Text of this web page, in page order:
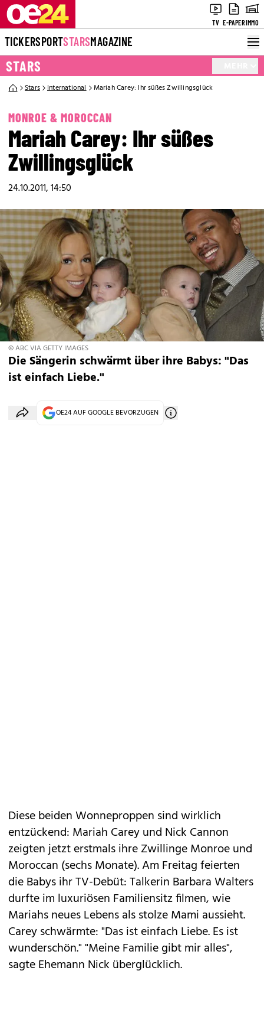
TV E-PAPERIMMO
TICKERSPORTSTARSMAGAZINE
STARS
Stars International Mariah Carey: Ihr süßes Zwillingsglück
MONROE & MOROCCAN
Mariah Carey: Ihr süßes
Zwillingsglück
24.10.2011, 14:50
© ABC VIA GETTY IMAGES
Die Sängerin schwärmt über ihre Babys: "Das
ist einfach Liebe."
OE24 AUF GOOGLE BEVORZUGEN
Diese beiden Wonneproppen sind wirklich
entzückend: Mariah Carey und Nick Cannon
zeigten jetzt erstmals ihre Zwillinge Monroe und
Moroccan (sechs Monate). Am Freitag feierten
die Babys ihr TV-Debüt: Talkerin Barbara Walters
durfte im luxuriösen Familiensitz filmen, wie
Mariahs neues Lebens als stolze Mami aussieht.
Carey schwärmte: "Das ist einfach Liebe. Es ist
wunderschön." "Meine Familie gibt mir alles",
sagte Ehemann Nick überglücklich.